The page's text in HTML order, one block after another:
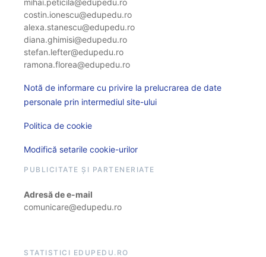
mihai.peticila@edupedu.ro
costin.ionescu@edupedu.ro
alexa.stanescu@edupedu.ro
diana.ghimisi@edupedu.ro
stefan.lefter@edupedu.ro
ramona.florea@edupedu.ro
Notă de informare cu privire la prelucrarea de date
personale prin intermediul site-ului
Politica de cookie
Modifică setarile cookie-urilor
PUBLICITATE ȘI PARTENERIATE
Adresă de e-mail
comunicare@edupedu.ro
STATISTICI EDUPEDU.RO